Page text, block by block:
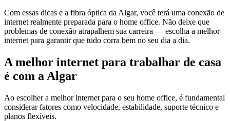
Com essas dicas e a fibra óptica da Algar, você terá uma conexão de
internet realmente preparada para o home office. Não deixe que
problemas de conexão atrapalhem sua carreira — escolha a melhor
internet para garantir que tudo corra bem no seu dia a dia.
A melhor internet para trabalhar de casa
é com a Algar
Ao escolher a melhor internet para o seu home office, é fundamental
considerar fatores como velocidade, estabilidade, suporte técnico e
planos flexíveis.